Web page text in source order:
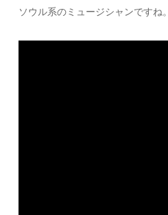
ソウル系のミュージシャンですね。